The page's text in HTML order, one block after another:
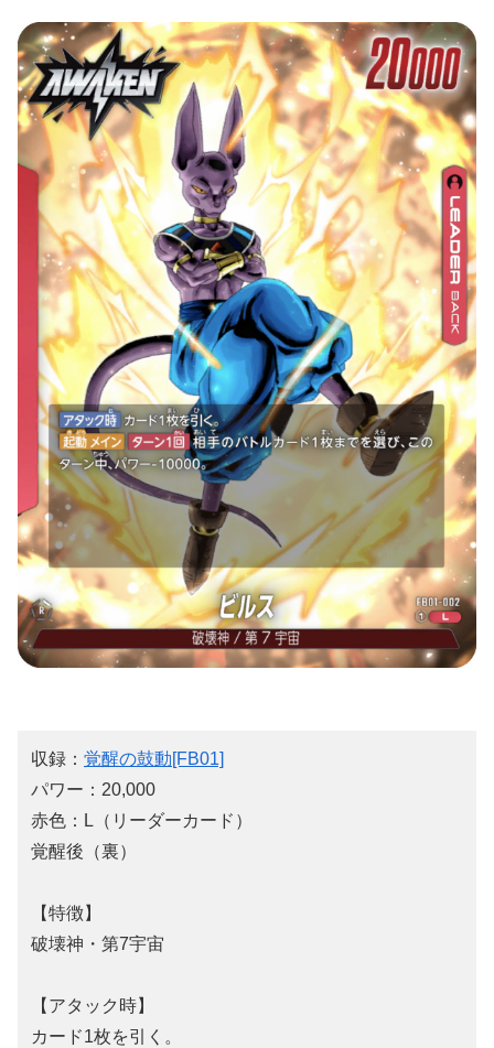
収録： 覚醒の鼓動[FB01]
パワー：20,000
赤色：L（リーダーカード）
覚醒後（裏）
【特徴】
破壊神・第7宇宙
【アタック時】
カード1枚を引く。